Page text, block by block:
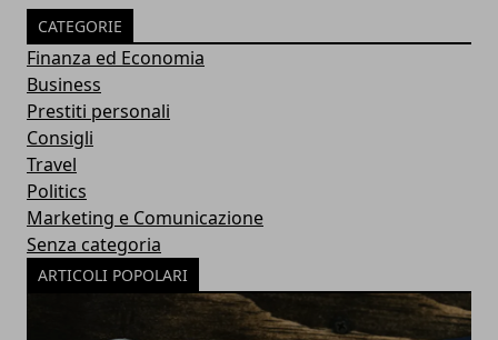
CATEGORIE
Finanza ed Economia
Business
Prestiti personali
Consigli
Travel
Politics
Marketing e Comunicazione
Senza categoria
ARTICOLI POPOLARI